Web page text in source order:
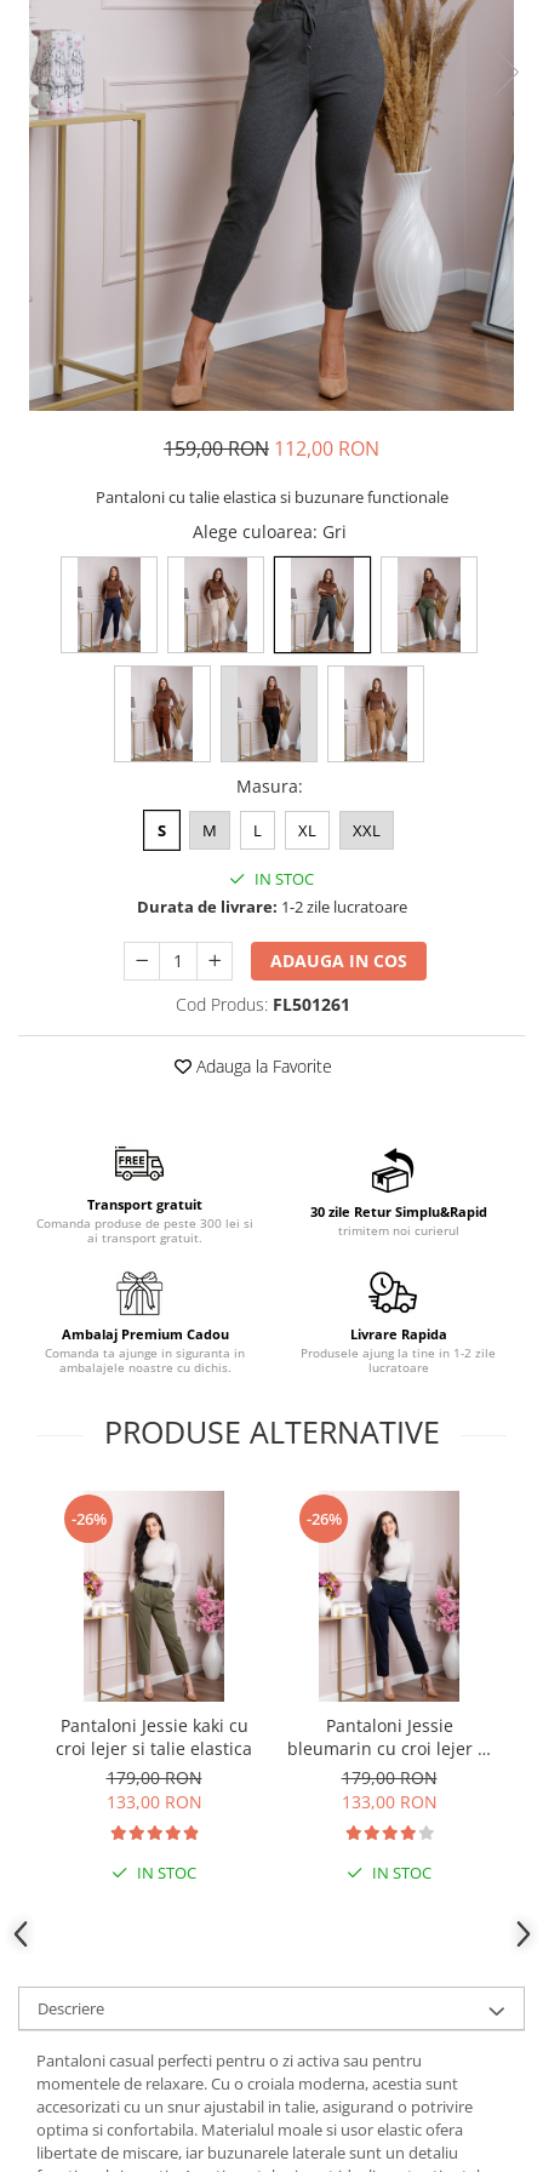
159,00 RON 112,00 RON
Pantaloni cu talie elastica si buzunare functionale
Alege culoarea: Gri
Masura:
S M L XL XXL
IN STOC
Durata de livrare: 1-2 zile lucratoare
ADAUGA IN COS
Cod Produs: FL501261
Adauga la Favorite
Transport gratuit
Comanda produse de peste 300 lei si
ai transport gratuit.
30 zile Retur Simplu&Rapid
trimitem noi curierul
Ambalaj Premium Cadou
Comanda ta ajunge in siguranta in
ambalajele noastre cu dichis.
Livrare Rapida
Produsele ajung la tine in 1-2 zile
lucratoare
PRODUSE ALTERNATIVE
-26%
Pantaloni Jessie kaki cu
croi lejer si talie elastica
179,00 RON
133,00 RON
IN STOC
-26%
Pantaloni Jessie
bleumarin cu croi lejer si
talie elastica
179,00 RON
133,00 RON
IN STOC
Descriere
Pantaloni casual perfecti pentru o zi activa sau pentru
momentele de relaxare. Cu o croiala moderna, acestia sunt
accesorizati cu un snur ajustabil in talie, asigurand o potrivire
optima si confortabila. Materialul moale si usor elastic ofera
libertate de miscare, iar buzunarele laterale sunt un detaliu